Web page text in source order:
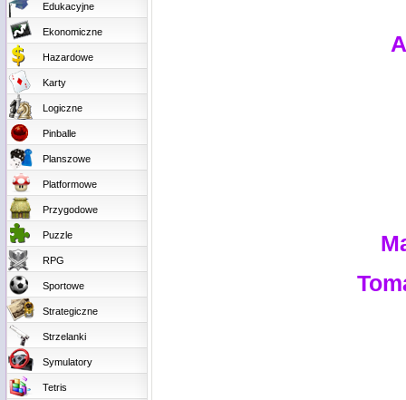
Edukacyjne
Ekonomiczne
Hazardowe
Karty
Logiczne
Pinballe
Planszowe
Platformowe
Przygodowe
Puzzle
RPG
Sportowe
Strategiczne
Strzelanki
Symulatory
Tetris